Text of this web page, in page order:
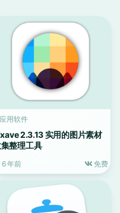
应用软件
2.3.13 实用的图片素材
整理工具
6 年前 免费